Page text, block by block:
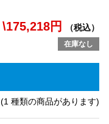
\175,218円 （税込）
在庫なし
(1 種類の商品があります)